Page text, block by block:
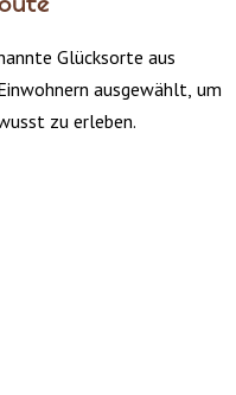
Glücksorte aus
ausgewählt, um
zu erleben.